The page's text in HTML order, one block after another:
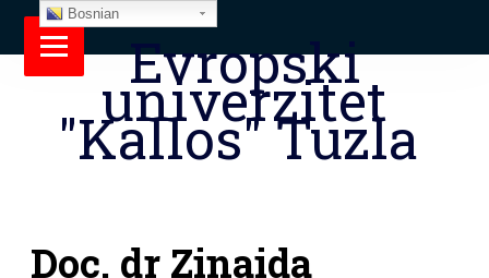
Evropski
univerzitet
"Kallos" Tuzla
Doc. dr Zinaida
Bosnian